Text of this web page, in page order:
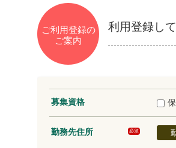
ご利用登録の
ご案内
利用登録し
募集資格
勤務先住所 必須